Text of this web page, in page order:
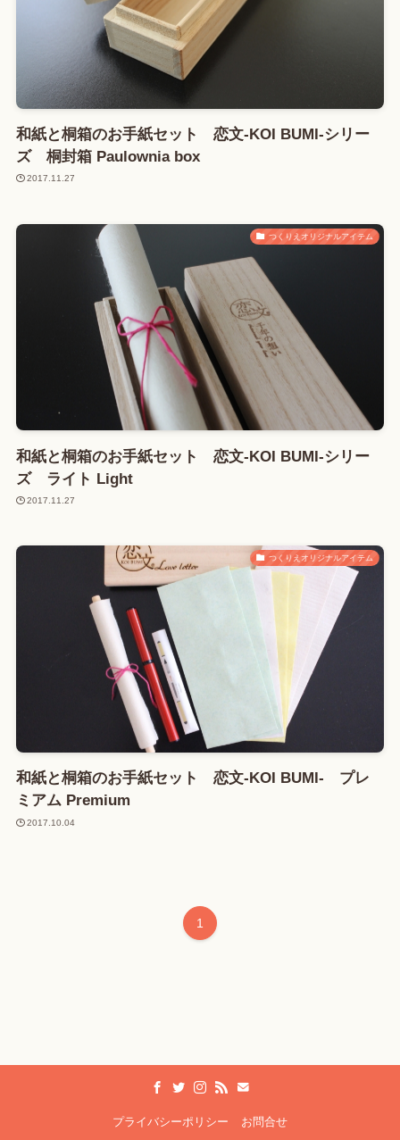
和紙と桐箱のお手紙セット 恋文-KOI BUMI-シリー
ズ 桐封箱 Paulownia box
2017.11.27
つくりえオリジナルアイテム
和紙と桐箱のお手紙セット 恋文-KOI BUMI-シリー
ズ ライト Light
2017.11.27
つくりえオリジナルアイテム
和紙と桐箱のお手紙セット 恋文-KOI BUMI- プレ
ミアム Premium
2017.10.04
1
プライバシーポリシー お問合せ